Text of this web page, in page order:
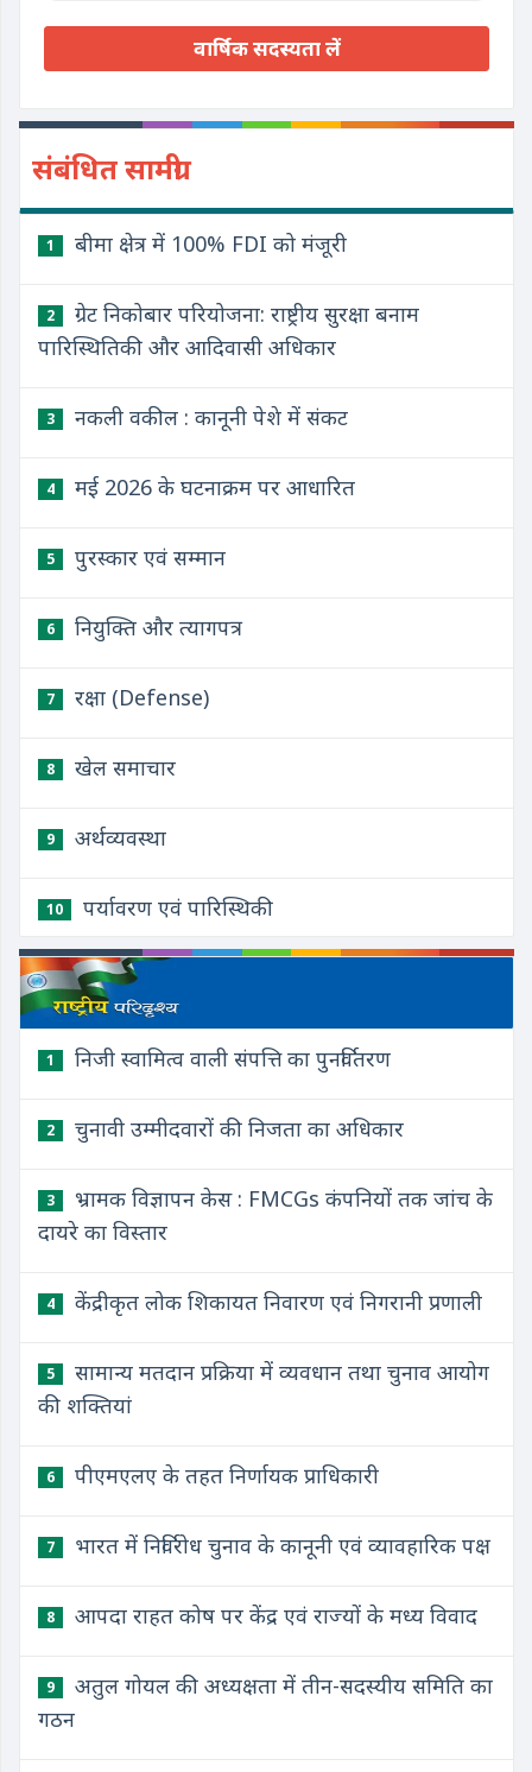
वार्षिक सदस्यता लें
संबंधित सामग्री
1 बीमा क्षेत्र में 100% FDI को मंजूरी
2
ग्रेट निकोबार परियोजना: राष्ट्रीय सुरक्षा बनाम
पारिस्थितिकी और आदिवासी अधिकार
3 नकली वकील : कानूनी पेशे में संकट
4 मई 2026 के घटनाक्रम पर आधारित
5 पुरस्कार एवं सम्मान
6 नियुक्ति और त्यागपत्र
7 रक्षा (Defense)
8 खेल समाचार
9 अर्थव्यवस्था
10 पर्यावरण एवं पारिस्थिकी
1 निजी स्वामित्व वाली संपत्ति का पुनर्वितरण
2 चुनावी उम्मीदवारों की निजता का अधिकार
3
भ्रामक विज्ञापन केस : FMCGs कंपनियों तक जांच के
दायरे का विस्तार
4 केंद्रीकृत लोक शिकायत निवारण एवं निगरानी प्रणाली
5
सामान्य मतदान प्रक्रिया में व्यवधान तथा चुनाव आयोग
की शक्तियां
6 पीएमएलए के तहत निर्णायक प्राधिकारी
7 भारत में निर्विरोध चुनाव के कानूनी एवं व्यावहारिक पक्ष
8 आपदा राहत कोष पर केंद्र एवं राज्यों के मध्य विवाद
9
अतुल गोयल की अध्यक्षता में तीन-सदस्यीय समिति का
गठन